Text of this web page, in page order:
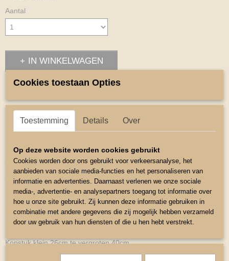
Aantal
IN WINKELWAGEN
Miniline Halster
2- Voudig verstelbaar via gespen.
Chromen fittingen.
Kleur Paarsachtig Rood
Maat 3 Mini Shetty
Neusomterk rond klein 43cm te vergroten tot 48cm
Kopstuk klein 26cm te vergroten 40cm
Cookies toestaan Opties
Toestemming Details Over
Op deze website worden cookies gebruikt
Cookies worden door ons gebruikt voor verkeersanalyse, het
aanbieden van sociale media-functies en het personaliseren van
informatie en advertenties. Daarnaast verlenen we onze sociale
media-, advertentie- en analysepartners toegang tot informatie over
hoe u onze site gebruikt. Zij kunnen deze informatie gebruiken in
combinatie met andere gegevens die zij mogelijk hebben verzameld
door uw gebruik van hun diensten of die u hen hebt verstrekt.